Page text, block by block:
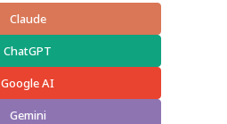
Claude
ChatGPT
Google AI
Gemini